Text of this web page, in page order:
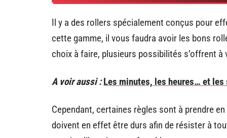
Il y a des rollers spécialement conçus pour
cette gamme, il vous faudra avoir les bons
choix à faire, plusieurs possibilités s’offrent à
A voir aussi : Les minutes, les heures… et les
Cependant, certaines règles sont à prendre
doivent en effet être durs afin de résister à